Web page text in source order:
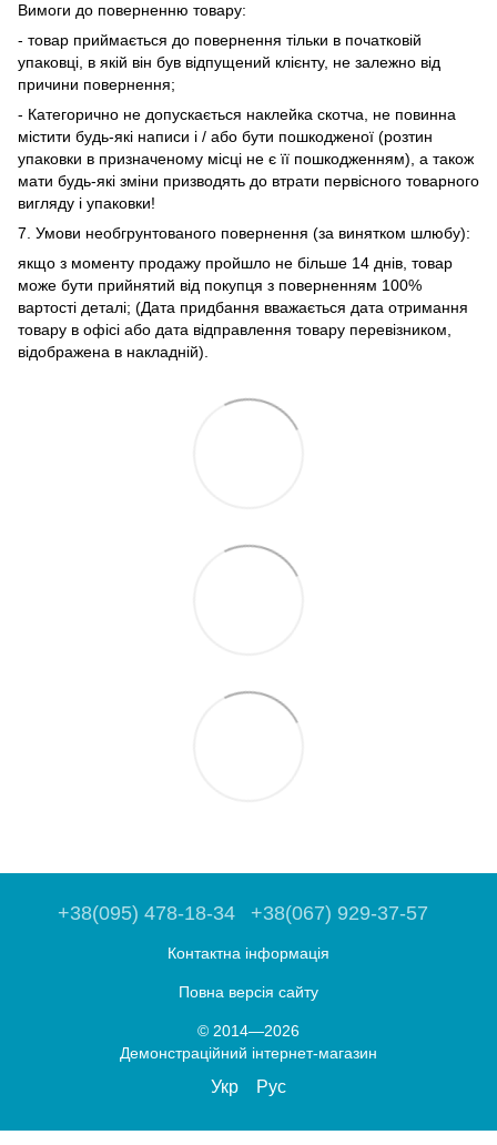
Вимоги до поверненню товару:
- товар приймається до повернення тільки в початковій
упаковці, в якій він був відпущений клієнту, не залежно від
причини повернення;
- Категорично не допускається наклейка скотча, не повинна
містити будь-які написи і / або бути пошкодженої (розтин
упаковки в призначеному місці не є її пошкодженням), а також
мати будь-які зміни призводять до втрати первісного товарного
вигляду і упаковки!
7. Умови необгрунтованого повернення (за винятком шлюбу):
якщо з моменту продажу пройшло не більше 14 днів, товар
може бути прийнятий від покупця з поверненням 100%
вартості деталі; (Дата придбання вважається дата отримання
товару в офісі або дата відправлення товару перевізником,
відображена в накладній).
+38(095) 478-18-34 +38(067) 929-37-57
Контактна інформація
Повна версія сайту
© 2014—2026
Демонстраційний інтернет-магазин
Укр Рус